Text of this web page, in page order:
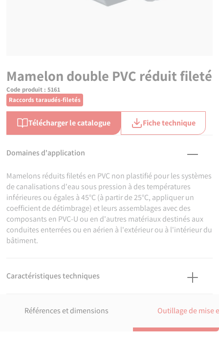
Mamelon double PVC réduit fileté
Code produit :5161
Raccords taraudés-filetés
Télécharger le catalogue Fiche technique
Domaines d'application
Mamelons réduits filetés en PVC non plastifié pour les systèmes
de canalisations d'eau sous pression à des températures
inférieures ou égales à 45°C (à partir de 25°C, appliquer un
coefficient de détimbrage) et leurs assemblages avec des
composants en PVC-U ou en d'autres matériaux destinés aux
conduites enterrées ou en aérien à l'extérieur ou à l'intérieur du
bâtiment.
Caractéristiques techniques
PVC-U.Références et dimensions Outillage de mise